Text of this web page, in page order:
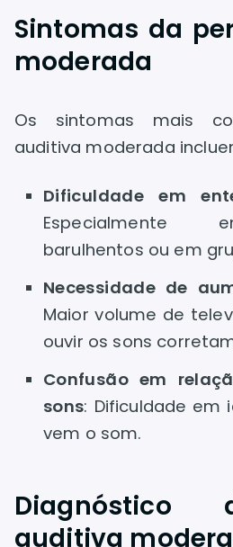
Sintomas da
moderada
Os sintomas mais
auditiva moderada
Dificuldade em
Especialmente
barulhentos ou em
Necessidade de
Maior volume de
ouvir os sons
Confusão em
sons: Dificuldade em
vem o som.
Diagnóstico
auditiva